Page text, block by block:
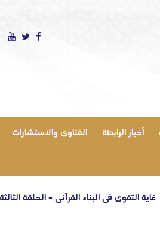
أخبار الرابطة الفتاوى والاستشارات
في البناء القرآني – الحلقة الثالثة والأخيرة